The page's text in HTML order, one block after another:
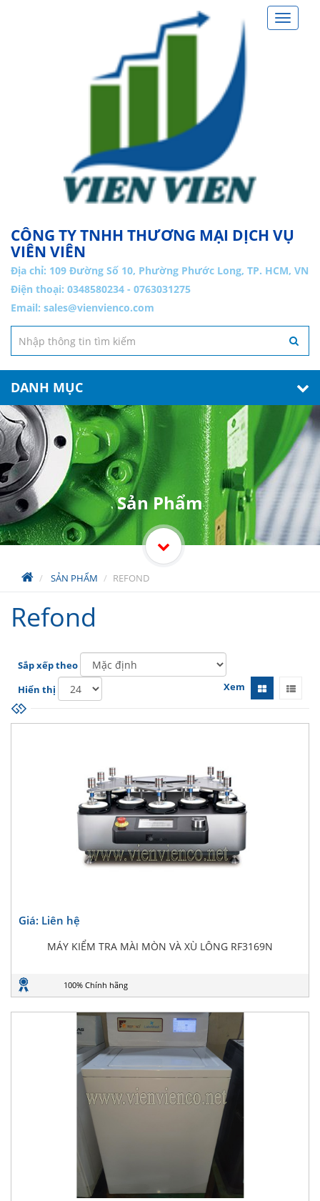
Toggle
CÔNG TY TNHH THƯƠNG MẠI DỊCH VỤ
VIÊN VIÊN
Địa chỉ: 109 Đường Số 10, Phường Phước Long, TP. HCM, VN
Điện thoại: 0348580234 - 0763031275
Email: sales@vienvienco.com
DANH MỤC
SẢN PHẨM REFOND
Sản Phẩm
Refond
Sắp xếp theo
Hiển thị
Xem
Giá: Liên hệ
MÁY KIỂM TRA MÀI MÒN VÀ XÙ LÔNG RF3169N
100% Chính hãng